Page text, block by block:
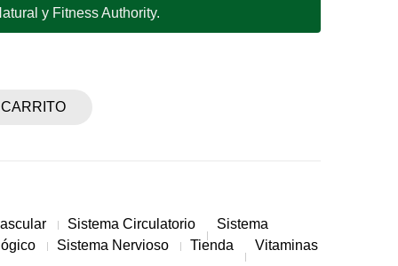
y Fitness Authority.
Sistema Circulatorio
Sistema
Sistema Nervioso Tienda
Vitaminas